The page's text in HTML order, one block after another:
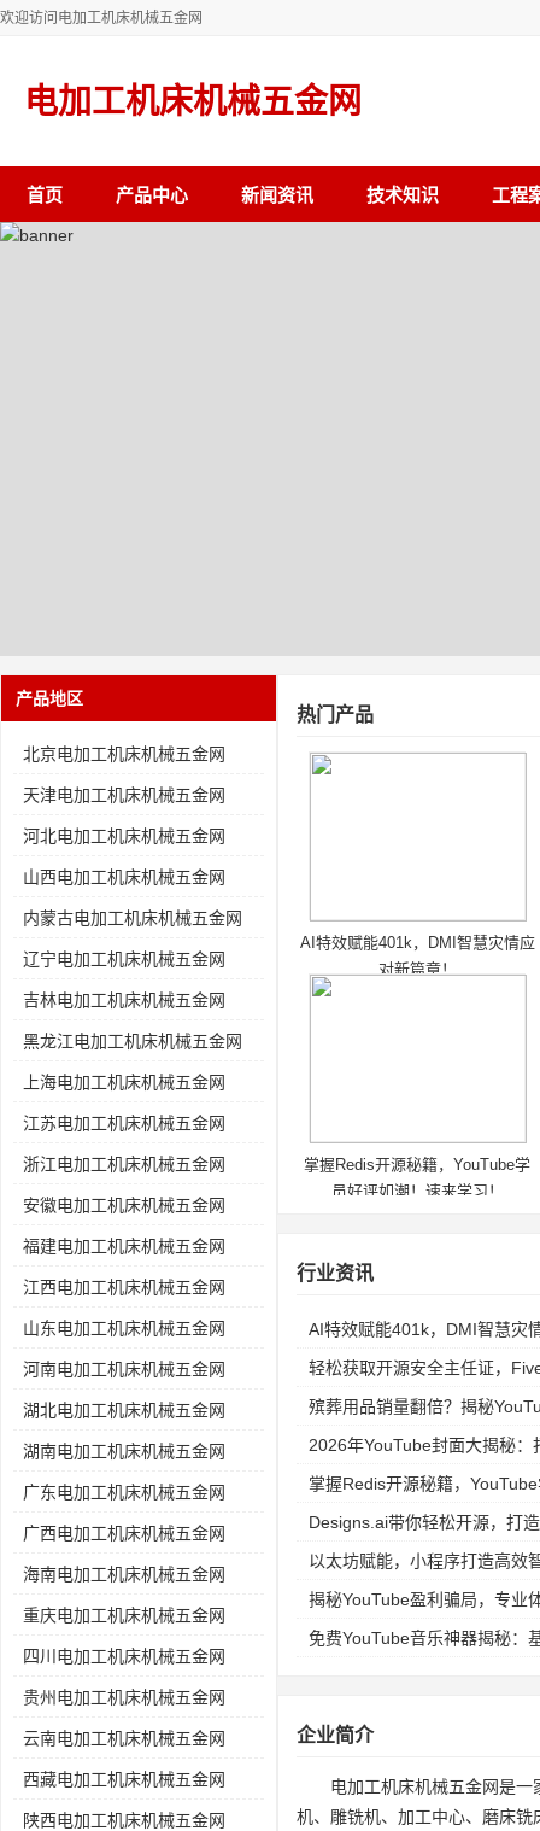
欢迎访问电加工机床机械五金网
电加工机床机械五金网
首页 产品中心 新闻资讯 技术知识 工程
产品地区
北京电加工机床机械五金网
天津电加工机床机械五金网
河北电加工机床机械五金网
山西电加工机床机械五金网
内蒙古电加工机床机械五金网
辽宁电加工机床机械五金网
吉林电加工机床机械五金网
黑龙江电加工机床机械五金网
上海电加工机床机械五金网
江苏电加工机床机械五金网
浙江电加工机床机械五金网
安徽电加工机床机械五金网
福建电加工机床机械五金网
江西电加工机床机械五金网
山东电加工机床机械五金网
河南电加工机床机械五金网
湖北电加工机床机械五金网
湖南电加工机床机械五金网
广东电加工机床机械五金网
广西电加工机床机械五金网
海南电加工机床机械五金网
重庆电加工机床机械五金网
四川电加工机床机械五金网
贵州电加工机床机械五金网
云南电加工机床机械五金网
西藏电加工机床机械五金网
陕西电加工机床机械五金网
热门产品
AI特效赋能401k，DMI智慧灾情应
对新篇章！
掌握Redis开源秘籍，YouTube学
员好评如潮！速来学习！
行业资讯
AI特效赋能401k，DMI智慧灾
轻松获取开源安全主任证，
殡葬用品销量翻倍？揭秘
2026年YouTube封面大揭秘
掌握Redis开源秘籍，
Designs.ai带你轻松开源，打
以太坊赋能，小程序打造高效
揭秘YouTube盈利骗局，专业
免费YouTube音乐神器揭秘：
企业简介
电加工机床机械五金网是
机、雕铣机、加工中心、磨床